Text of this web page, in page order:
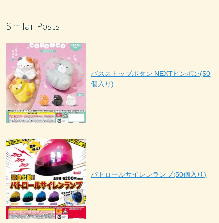
Similar Posts:
バスストップボタン NEXTピンポン(50
個入り)
パトロールサイレンランプ(50個入り)